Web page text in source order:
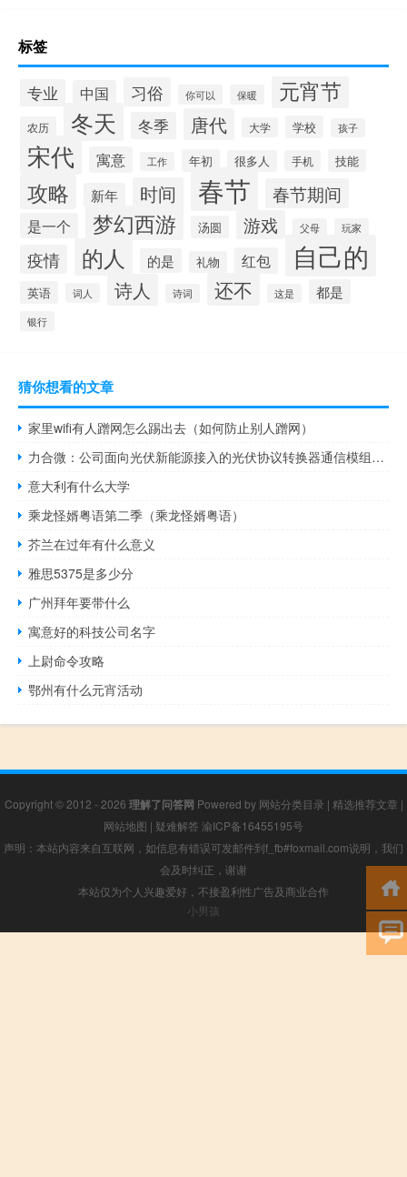
标签
专业 中国 习俗 你可以 保暖 元宵节
农历 冬天 冬季 唐代 大学 学校 孩子
宋代 寓意 工作 年初 很多人 手机 技能
攻略 新年 时间 春节 春节期间
是一个 梦幻西游 汤圆 游戏 父母 玩家
疫情 的人 的是 礼物 红包 自己的
英语 词人 诗人 诗词 还不 这是 都是
银行
猜你想看的文章
家里wifi有人蹭网怎么踢出去（如何防止别人蹭网）
力合微：公司面向光伏新能源接入的光伏协议转换器通信模组产品已批量供货
意大利有什么大学
乘龙怪婿粤语第二季（乘龙怪婿粤语）
芥兰在过年有什么意义
雅思5375是多少分
广州拜年要带什么
寓意好的科技公司名字
上尉命令攻略
鄂州有什么元宵活动
Copyright © 2012 - 2026 理解了问答网 Powered by 网站分类目录 | 精选推荐文章 |
网站地图 | 疑难解答 渝ICP备16455195号
声明：本站内容来自互联网，如信息有错误可发邮件到f_fb#foxmail.com说明，我们
会及时纠正，谢谢
本站仅为个人兴趣爱好，不接盈利性广告及商业合作
小男孩